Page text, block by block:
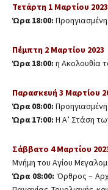
Τετάρτη 1 Μαρτίου 2023
Ώρα 18:00: Προηγιασμένη
Πέμπτη 2 Μαρτίου 2023
Ώρα 18:00: η Ακολουθία
Παρασκευή 3 Μαρτίου
Ώρα 08:00: Προηγιασμένη
Ώρα 17:00: H Α’ Στάση
Σάββατο 4 Μαρτίου
Μνήμη του Αγίου
Ώρα 08:00: Όρθρος –